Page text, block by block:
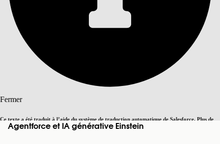
Fermer
Ce texte a été traduit à l’aide du système de traduction automatique de Salesforce. Plus de
détails, consultez <cette page.
Basculer vers la page en anglais
Agentforce et IA générative Einstein
Table des matières
Rechercher